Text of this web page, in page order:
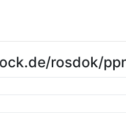
rosdok/